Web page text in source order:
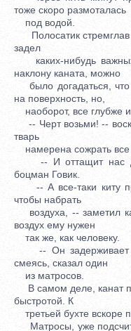
тоже скоро размоталась
под водой.
Полосатик стремглав
задел
каких-нибудь
наклону каната, можно
было догадаться, что
на поверхность, но,
наоборот, все глубже и
-- Черт возьми! --
тварь
намерена сожрать все
-- И оттащит нас
боцман Говик.
-- А все-таки киту
чтобы набрать
воздуха, -- заметил
воздух ему нужен
так же, как человеку.
-- Он задерживает
смеясь, сказал один
из матросов.
В самом деле, канат
быстротой. К
третьей бухте вскоре
Матросы, уже